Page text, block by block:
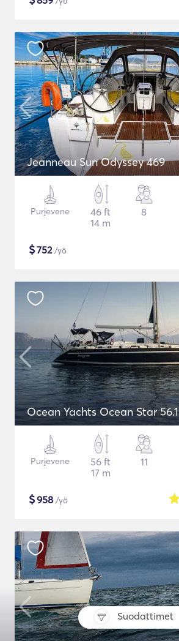
Suodattimet
Jeanneau Sun Odyssey 469
Purjevene
46 ft
14 m
8
$752/yö
Ocean Yachts Ocean Star 56.1
Purjevene
56 ft
17 m
11
$958 /yö